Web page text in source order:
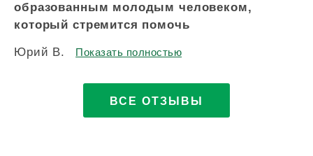
образованным молодым человеком,
который стремится помочь
Юрий В. Показать полностью
ВСЕ ОТЗЫВЫ